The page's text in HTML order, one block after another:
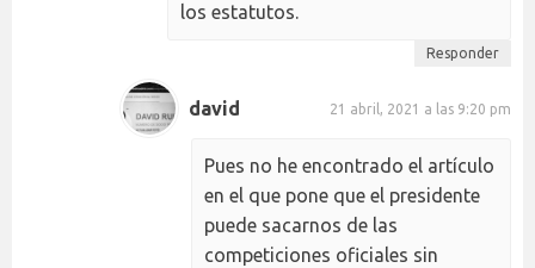
los estatutos.
Responder
david 21 abril, 2021 a las 9:20 pm
Pues no he encontrado el artículo
en el que pone que el presidente
puede sacarnos de las
competiciones oficiales sin